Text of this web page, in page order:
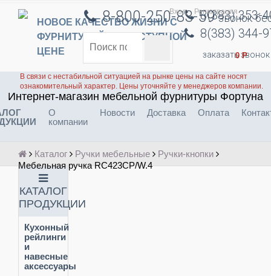
Вход Регистрация
НОВОЕ КАЧЕСТВО ЖИЗНИ С
ФУРНИТУРОЙ ПО ДОСТУПНОЙ
ЦЕНЕ
8-800-250-83-59звонок
8(383) 353-
8(383) 344-
заказать звонок
0Р
В связи с нестабильной ситуацией на рынке цены на сайте носят
ознакомительный характер. Цены уточняйте у менеджеров компании.
Интернет-магазин мебельной фурнитуры Фортуна
О
компании
Новости Доставка Оплата
Каталог Ручки мебельные
Ручки-кнопки
Мебельная ручка RC423CP/W.4
КАТАЛОГ
ПРОДУКЦИИ
Кухонный
рейлинги
и
навесные
аксессуары